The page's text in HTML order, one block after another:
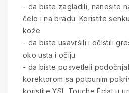
- da biste zagladili, nanesite
čelo i na bradu. Koristite
kože
- da biste usavršili i očistili
oko usta i očiju
- da biste posvetleli
korektorom sa potpunim
koristite YSL Touche Éclat u